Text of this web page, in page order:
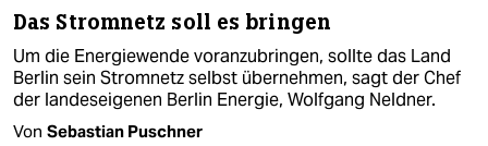
Das Stromnetz soll es bringen
Um die Energiewende voranzubringen, sollte das Land
Berlin sein Stromnetz selbst übernehmen, sagt der Chef
der landeseigenen Berlin Energie, Wolfgang Neldner.
Von Sebastian Puschner